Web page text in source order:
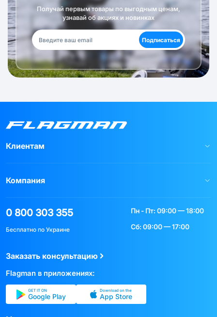
Получай первым товары по выгодным ценам,
узнавай об акциях и новинках
Подписаться
Клиентам
Компания
0 800 303 355
Бесплатно по Украине
Пн - Пт: 09:00 — 18:00
Сб: 09:00 — 17:00
Заказать консультацию
Flagman в приложениях:
GET IT ON
Google Play
Download on the
App Store